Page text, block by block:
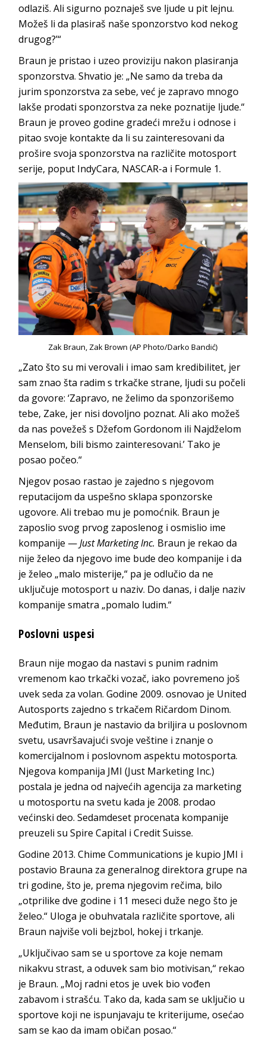
odlaziš. Ali sigurno poznaješ sve ljude u pit lejnu.
Možeš li da plasiraš naše sponzorstvo kod nekog
drugog?’“
Braun je pristao i uzeo proviziju nakon plasiranja
sponzorstva. Shvatio je: „Ne samo da treba da
jurim sponzorstva za sebe, već je zapravo mnogo
lakše prodati sponzorstva za neke poznatije ljude.“
Braun je proveo godine gradeći mrežu i odnose i
pitao svoje kontakte da li su zainteresovani da
prošire svoja sponzorstva na različite motosport
serije, poput IndyCara, NASCAR-a i Formule 1.
Zak Braun, Zak Brown (AP Photo/Darko Bandić)
„Zato što su mi verovali i imao sam kredibilitet, jer
sam znao šta radim s trkačke strane, ljudi su počeli
da govore: ‘Zapravo, ne želimo da sponzorišemo
tebe, Zake, jer nisi dovoljno poznat. Ali ako možeš
da nas povežeš s Džefom Gordonom ili Najdželom
Menselom, bili bismo zainteresovani.’ Tako je
posao počeo.“
Njegov posao rastao je zajedno s njegovom
reputacijom da uspešno sklapa sponzorske
ugovore. Ali trebao mu je pomoćnik. Braun je
zaposlio svog prvog zaposlenog i osmislio ime
kompanije —Just Marketing Inc. Braun je rekao da
nije želeo da njegovo ime bude deo kompanije i da
je želeo „malo misterije,“ pa je odlučio da ne
uključuje motosport u naziv. Do danas, i dalje naziv
kompanije smatra „pomalo ludim.“
Poslovni uspesi
Braun nije mogao da nastavi s punim radnim
vremenom kao trkački vozač, iako povremeno još
uvek seda za volan. Godine 2009. osnovao je United
Autosports zajedno s trkačem Ričardom Dinom.
Međutim, Braun je nastavio da briljira u poslovnom
svetu, usavršavajući svoje veštine i znanje o
komercijalnom i poslovnom aspektu motosporta.
Njegova kompanija JMI (Just Marketing Inc.)
postala je jedna od najvećih agencija za marketing
u motosportu na svetu kada je 2008. prodao
većinski deo. Sedamdeset procenata kompanije
preuzeli su Spire Capital i Credit Suisse.
Godine 2013. Chime Communications je kupio JMI i
postavio Brauna za generalnog direktora grupe na
tri godine, što je, prema njegovim rečima, bilo
„otprilike dve godine i 11 meseci duže nego što je
želeo.“ Uloga je obuhvatala različite sportove, ali
Braun najviše voli bejzbol, hokej i trkanje.
„Uključivao sam se u sportove za koje nemam
nikakvu strast, a oduvek sam bio motivisan,“ rekao
je Braun. „Moj radni etos je uvek bio vođen
zabavom i strašću. Tako da, kada sam se uključio u
sportove koji ne ispunjavaju te kriterijume, osećao
sam se kao da imam običan posao.“